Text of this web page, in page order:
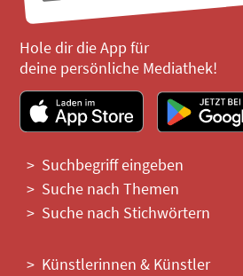
Hole dir die App für
deine persönliche Mediathek!
Suchbegriff eingeben
Suche nach Themen
Suche nach Stichwörtern
Künstlerinnen & Künstler